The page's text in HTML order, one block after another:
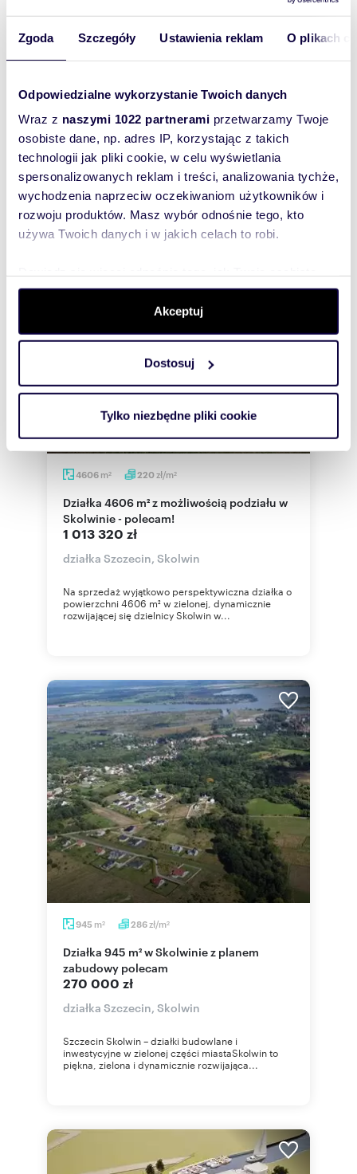
Zgoda Szczegóły Ustawienia reklam O plikach
Odpowiedzialne wykorzystanie Twoich danych
Wraz z naszymi 1022 partnerami przetwarzamy Twoje
osobiste dane, np. adres IP, korzystając z takich
technologii jak pliki cookie, w celu wyświetlania
spersonalizowanych reklam i treści, analizowania tychże,
wychodzenia naprzeciw oczekiwaniom użytkowników i
rozwoju produktów. Masz wybór odnośnie tego, kto
używa Twoich danych i w jakich celach to robi.
dane są przetwarzane oraz ustaw własne preferencje w
. W Deklaracji plików cookie możesz
zmienić lub wycofać swoją zgodę w dowolnej chwili.
Wykorzystujemy pliki cookie do spersonalizowania treści
i reklam, aby oferować funkcje społecznościowe i
korzystasz z naszej witryny, udostępniamy partnerom
otrzymanymi od Ciebie lub uzyskanymi podczas
korzystania z ich usług.
Akceptuj
Dostosuj
Tylko niezbędne pliki cookie
Obniżka ceny!Na sprzedaż atrakcyjna działka
budowlana położona w północnej części
Szczecina – Skolwin, w bezpośrednim
sąsiedztwi...
4606 m2 220zł/m2
Działka 4606 m² z możliwością podziału w
Skolwinie - polecam!
1 013 320 zł
działka Szczecin, Skolwin
Na sprzedaż wyjątkowo perspektywiczna działka o
powierzchni 4606 m² w zielonej, dynamicznie
rozwijającej się dzielnicy Skolwin w...
945 m2 286zł/m2
Działka 945 m² w Skolwinie z planem
zabudowy polecam
270 000 zł
działka Szczecin, Skolwin
Szczecin Skolwin – działki budowlane i
inwestycyjne w zielonej części miastaSkolwin to
piękna, zielona i dynamicznie rozwijająca...